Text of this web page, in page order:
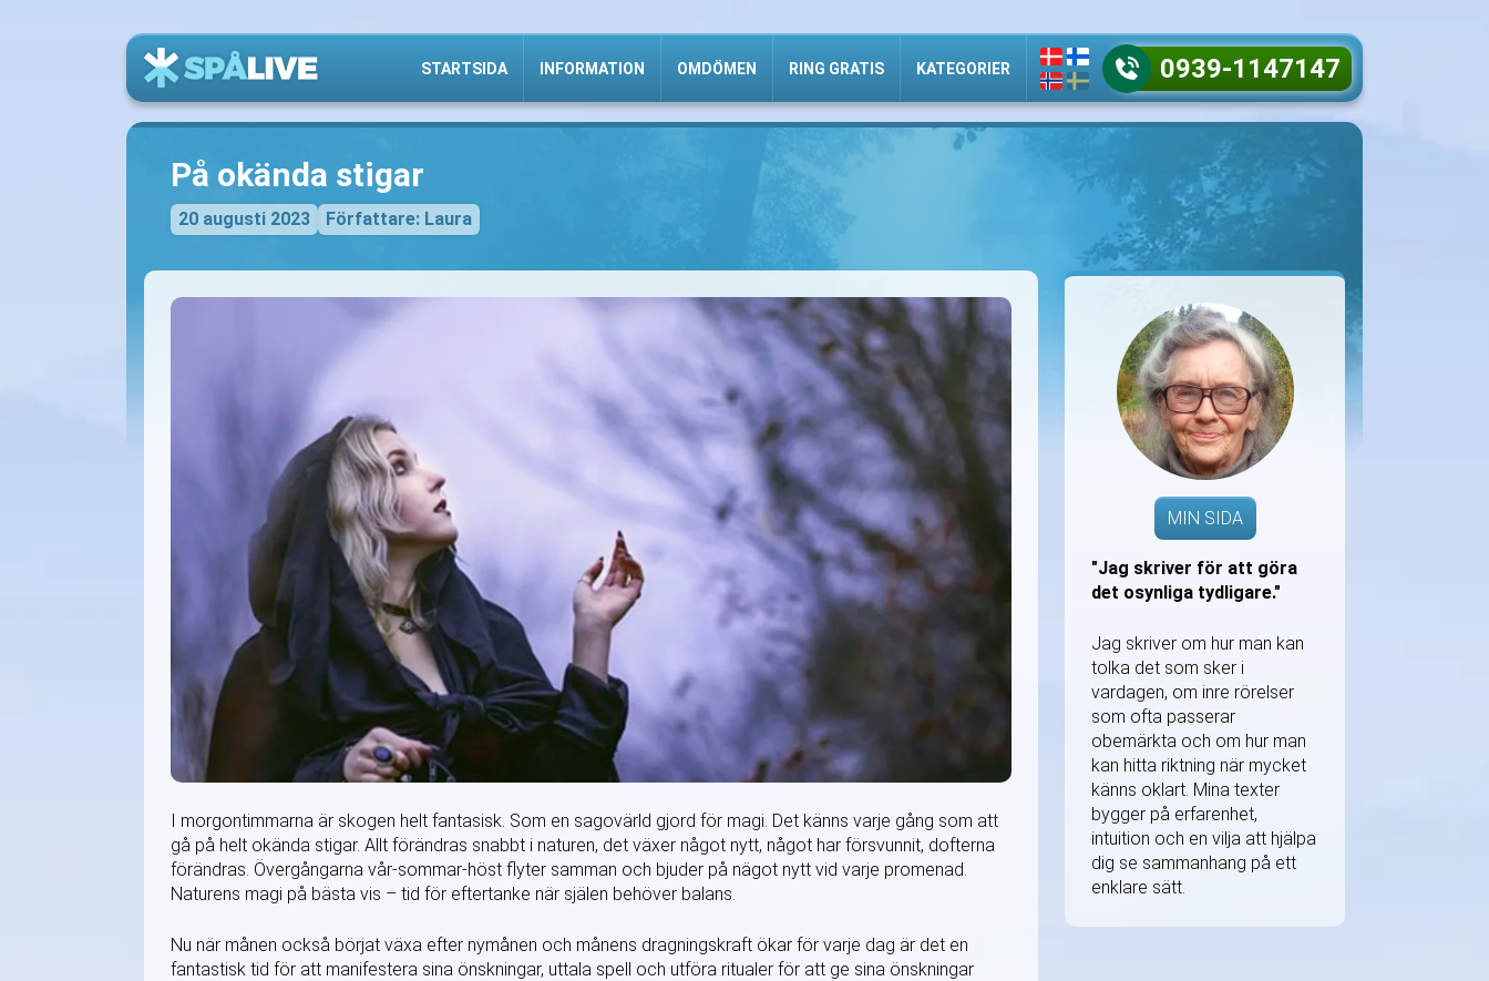
STARTSIDA INFORMATION OMDÖMEN RING GRATIS KATEGORIER 0939-1147147
På okända stigar
20 augusti 2023 Författare: Laura
I morgontimmarna är skogen helt fantasisk. Som en sagovärld gjord för magi. Det känns varje gång som att
gå på helt okända stigar. Allt förändras snabbt i naturen, det växer något nytt, något har försvunnit, dofterna
förändras. Övergångarna vår-sommar-höst flyter samman och bjuder på nägot nytt vid varje promenad.
Naturens magi på bästa vis – tid för eftertanke när själen behöver balans.
Nu när månen också börjat växa efter nymånen och månens dragningskraft ökar för varje dag är det en
fantastisk tid för att manifestera sina önskningar, uttala spell och utföra ritualer för att ge sina önskningar
MIN SIDA
"Jag skriver för att göra
det osynliga tydligare."
Jag skriver om hur man kan
tolka det som sker i
vardagen, om inre rörelser
som ofta passerar
obemärkta och om hur man
kan hitta riktning när mycket
känns oklart. Mina texter
bygger på erfarenhet,
intuition och en vilja att hjälpa
dig se sammanhang på ett
enklare sätt.